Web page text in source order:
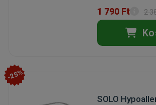
1 790 Ft 2
-25%
SOLO